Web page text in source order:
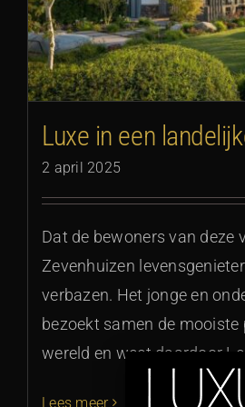
Luxe in een
2 april 2025
Dat de bewoners van deze
Zevenhuizen
verbazen. Het jonge en
bezoekt samen de mooiste
wereld en weet daardoor
Lees meer